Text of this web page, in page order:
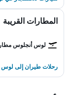
المطارات القريبة
لوس أنجلوس
رحلات طيران إلى